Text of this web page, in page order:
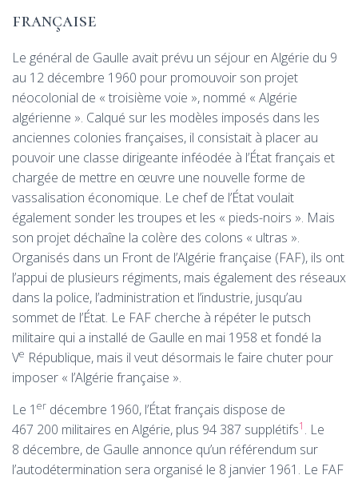
française
Le général de Gaulle avait prévu un séjour en Algérie du 9
au 12 décembre 1960 pour promouvoir son projet
néocolonial de « troisième voie », nommé « Algérie
algérienne ». Calqué sur les modèles imposés dans les
anciennes colonies françaises, il consistait à placer au
pouvoir une classe dirigeante inféodée à l’État français et
chargée de mettre en œuvre une nouvelle forme de
vassalisation économique. Le chef de l’État voulait
également sonder les troupes et les « pieds-noirs ». Mais
son projet déchaîne la colère des colons « ultras ».
Organisés dans un Front de l’Algérie française (FAF), ils ont
l’appui de plusieurs régiments, mais également des réseaux
dans la police, l’administration et l’industrie, jusqu’au
sommet de l’État. Le FAF cherche à répéter le putsch
militaire qui a installé de Gaulle en mai 1958 et fondé la
Ve République, mais il veut désormais le faire chuter pour
imposer « l’Algérie française ».
Le 1 er décembre 1960, l’État français dispose de
467 200 militaires en Algérie, plus 94 387 supplétifs1 . Le
8 décembre, de Gaulle annonce qu’un référendum sur
l’autodétermination sera organisé le 8 janvier 1961. Le FAF